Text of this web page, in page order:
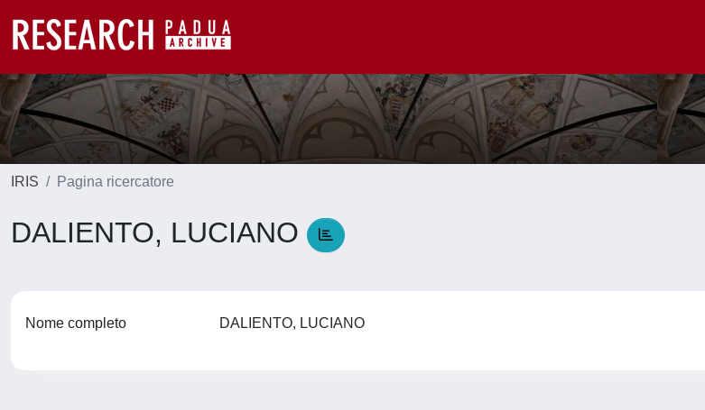
IRIS Pagina ricercatore
DALIENTO, LUCIANO
Nome completo DALIENTO, LUCIANO